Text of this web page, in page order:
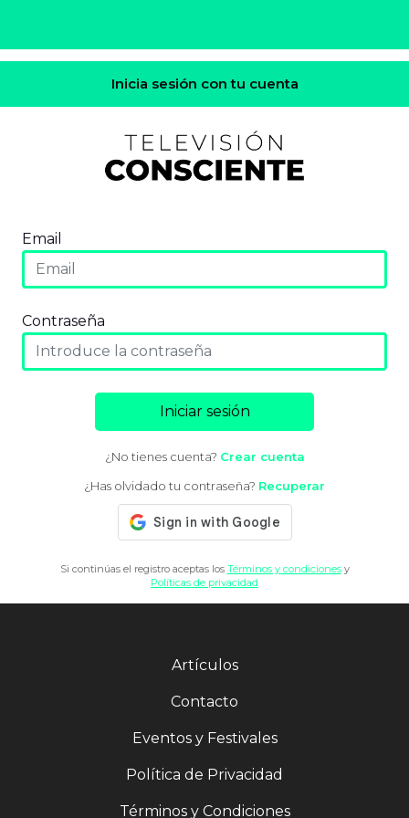
Inicia sesión con tu cuenta
Email
Contraseña
Iniciar sesión
¿No tienes cuenta? Crear cuenta
¿Has olvidado tu contraseña? Recuperar
Si continúas el registro aceptas los Términos y condicionesy
Políticas de privacidad
Artículos
Contacto
Eventos y Festivales
Política de Privacidad
Términos y Condiciones